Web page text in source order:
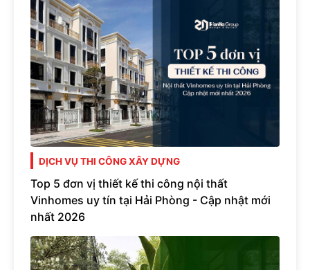
DỊCH VỤ THI CÔNG XÂY DỰNG
Top 5 đơn vị thiết kế thi công nội thất
Vinhomes uy tín tại Hải Phòng - Cập nhật mới
nhất 2026